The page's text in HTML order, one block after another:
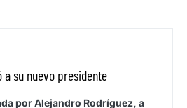
a su nuevo presidente
por Alejandro Rodríguez, a